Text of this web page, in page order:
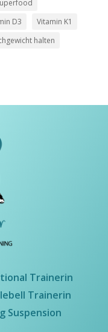
D3
Vitamin K1
halten
Trainerin
Trainerin
Suspension